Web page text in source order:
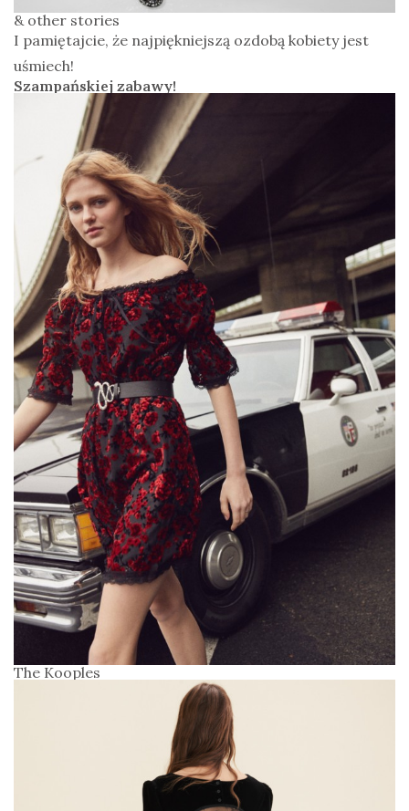
& other stories
I pamiętajcie, że najpiękniejszą ozdobą kobiety jest
uśmiech!
Szampańskiej zabawy!
The Kooples